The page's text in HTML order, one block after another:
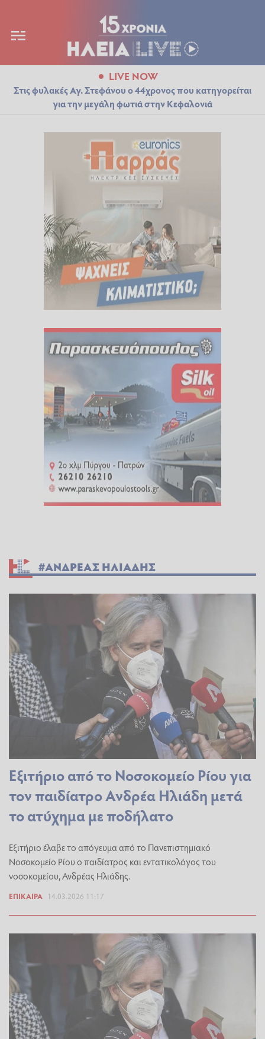
LIVE NOW
Στις φυλακές Αγ. Στεφάνου ο 44χρονος που κατηγορείται
για την μεγάλη φωτιά στην Κεφαλονιά
#ΑΝΔΡΕΑΣ ΗΛΙΑΔΗΣ
Εξιτήριο από το Νοσοκομείο Ρίου για
τον παιδίατρο Ανδρέα Ηλιάδη μετά
το ατύχημα με ποδήλατo
Εξιτήριο έλαβε το απόγευμα από το Πανεπιστημιακό
Νοσοκομείο Ρίου ο παιδίατρος και εντατικολόγος του
νοσοκομείου, Ανδρέας Ηλιάδης.
ΕΠΊΚΑΙΡΑ 14.03.2026 11:17